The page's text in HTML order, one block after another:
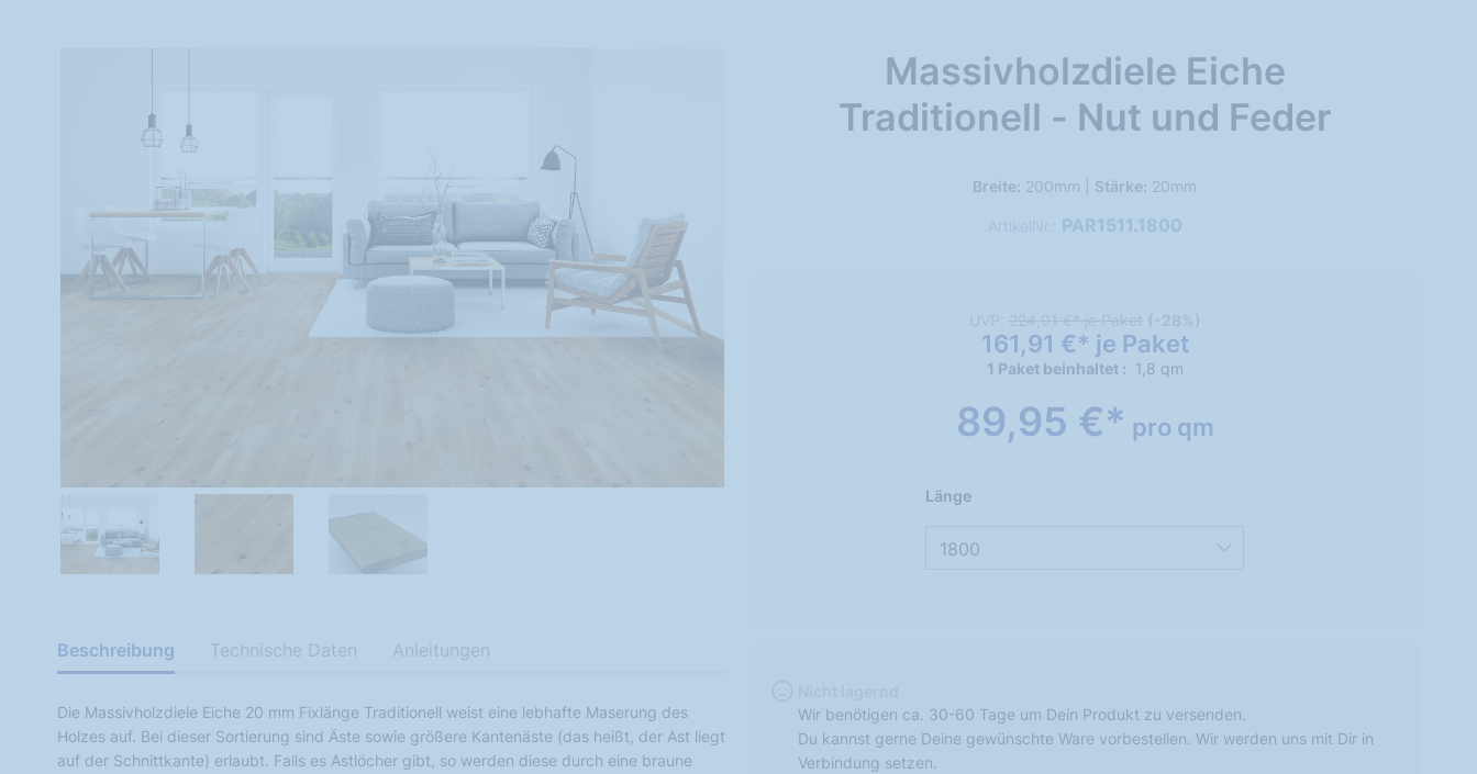
Massivholzdiele Eiche
Traditionell - Nut und Feder
Breite: 200mm | Stärke: 20mm
ArtikelNr.: PAR1511.1800
161,91 €* je Paket
1 Paket beinhaltet 1,8 qm
89,95 €* pro qm
1800
Länge
Wir benötigen ca. 30-60 Tage um Dein Produkt zu versenden.
Du kannst gerne Deine gewünschte Ware vorbestellen. Wir werden uns mit Dir in
Verbindung setzen.
Beschreibung
Die Massivholzdiele Eiche 20 mm Fixlänge Traditionell weist eine lebhafte Maserung des
Holzes auf. Bei dieser Sortierung sind Äste sowie größere Kantenäste (das heißt, der Ast liegt
auf der Schnittkante) erlaubt. Falls es Astlöcher gibt, so werden diese durch eine braune
Technische Daten Anleitungen